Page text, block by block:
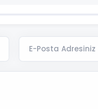
E-Posta Adresiniz